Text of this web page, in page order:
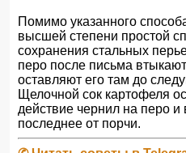
Помимо указанного
высшей степени простой
сохранения стальных
перо после письма
оставляют его там до
Щелочной сок картофеля
действие чернил на перо и
последнее от порчи.